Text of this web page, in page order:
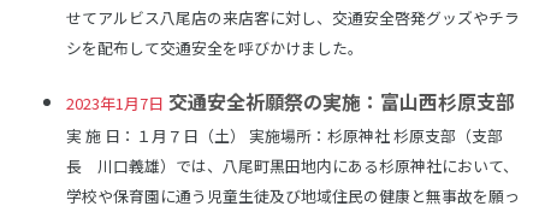
せてアルビス八尾店の来店客に対し、交通安全啓発グッズやチラ
シを配布して交通安全を呼びかけました。
2023年1月7日 交通安全祈願祭の実施：富山西杉原支部
実 施 日：１月７日（土） 実施場所：杉原神社 杉原支部（支部
長 川口義雄）では、八尾町黒田地内にある杉原神社において、
学校や保育園に通う児童生徒及び地域住民の健康と無事故を願っ